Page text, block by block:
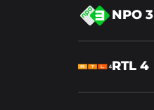
NPO 3
Lees
meer
over
RTL 4
Lees
over